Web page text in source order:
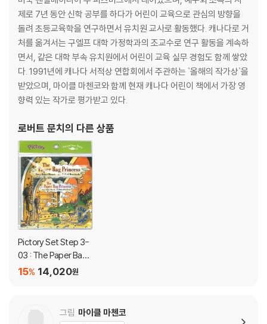
제로 7년 동안 신학 공부를 하다가 어린이 교육으로 관심의 방향을
돌려 초등교육학을 연구하면서 유치원 교사로 활동했다. 캐나다로 거
처를 옮겨서는 구엘프 대학 가정학과의 조교수로 연구 활동을 계속하
면서, 같은 대학 부속 유치원에서 어린이 교육 실무 경험도 함께 쌓았
다. 1991년에 캐나다 서적상 연합회에서 주관하는 `올해의 작가상`을
받았으며, 마이클 마첸코와 함께 현재 캐나다 어린이 책에서 가장 영
향력 있는 작가로 평가받고 있다.
로버트 문치 의 다른 상품
Pictory Set Step 3-
03 : The Paper Bag
Princess (Paperbac
14,020원
15%
그림 마이클 마첸코